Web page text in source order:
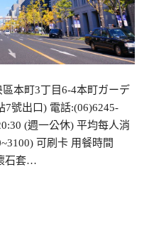
本町3丁目6-4本町ガーデ
7號出口) 電話:(06)6245-
(週一公休) 平均每人消
可刷卡 用餐時間
石套…